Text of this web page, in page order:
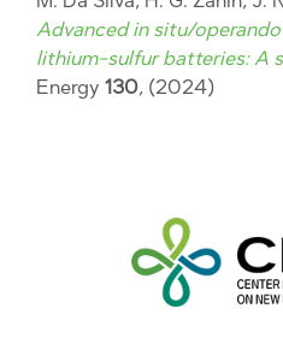
Advanced in situ/
lithium-sulfur batteries: A
Energy 130, (2024)